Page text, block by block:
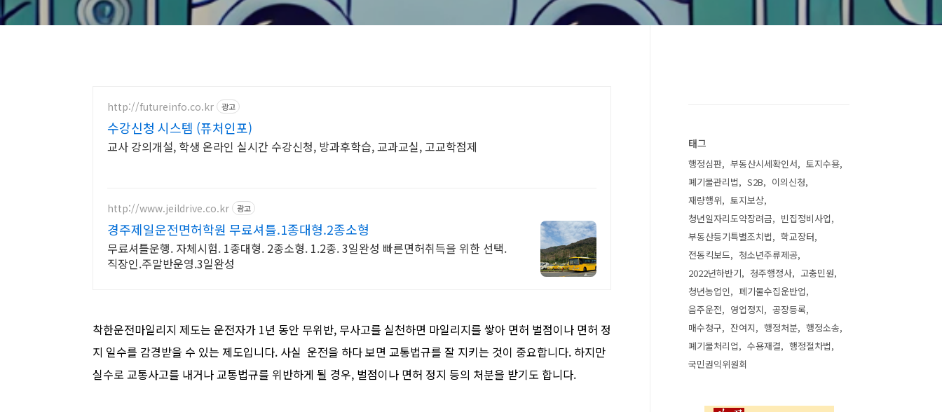
http://futureinfo.co.kr 광고
수강신청 시스템 (퓨처인포)
교사 강의개설, 학생 온라인 실시간 수강신청, 방과후학습, 교과교실, 고교학점제
http://www.jeildrive.co.kr 광고
경주제일운전면허학원 무료셔틀.1종대형.2종소형
무료셔틀운행. 자체시험. 1종대형. 2종소형. 1.2종. 3일완성 빠른면허취득을 위한 선택.
직장인.주말반운영.3일완성
착한운전마일리지 제도는 운전자가 1년 동안 무위반, 무사고를 실천하면 마일리지를 쌓아 면허 벌점이나 면허 정
지 일수를 감경받을 수 있는 제도입니다. 사실 운전을 하다 보면 교통법규를 잘 지키는 것이 중요합니다. 하지만
실수로 교통사고를 내거나 교통법규를 위반하게 될 경우, 벌점이나 면허 정지 등의 처분을 받기도 합니다.
태그
행정심판 부동산시세확인서
토지수용
폐기물관리법
S2B
이의신청
재량행위
토지보상
청년일자리도약장려금
빈집정비사업
부동산등기특별조치법
학교장터
전동킥보드
청소년주류제공
2022년하반기
청주행정사
고충민원
청년농업인
폐기물수집운반업
음주운전
영업정지
공장등록
매수청구
잔여지 행정처분
행정소송
폐기물처리업
수용재결
행정절차법
국민권익위원회